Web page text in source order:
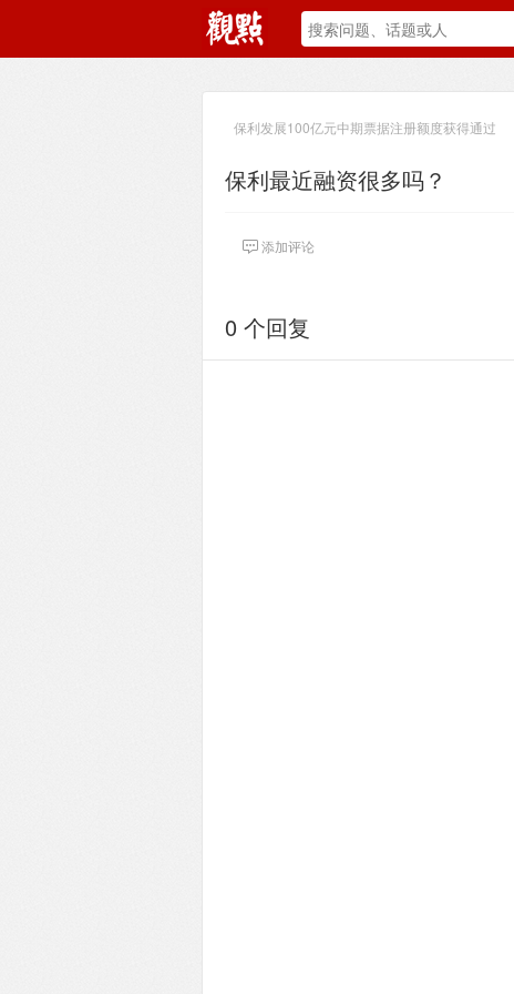
保利发展100亿元中期票据注册额度获得通过
保利最近融资很多吗？
添加评论
0 个回复